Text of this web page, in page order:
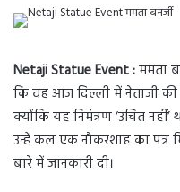
Netaji Statue Event :ममता
कि वह आज दिल्ली में नेताजी की
क्योंकि यह निमंत्रण ‘उचित
उन्हें कल एक नौकरशाह का पत्र
बारे में जानकारी दी।